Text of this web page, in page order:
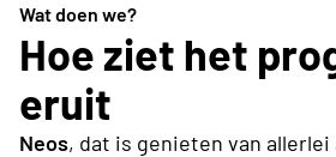
Wat doen we?
Hoe ziet het
eruit
Neos, dat is genieten van